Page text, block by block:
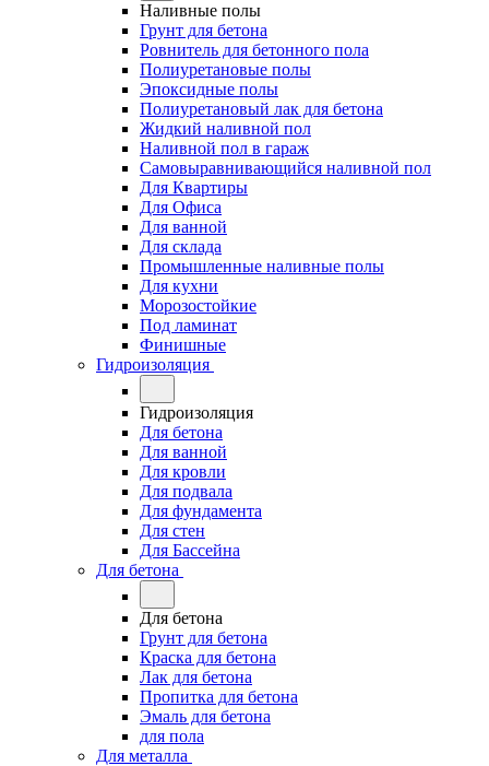
Наливные полы
Грунт для бетона
Ровнитель для бетонного пола
Полиуретановые полы
Эпоксидные полы
Полиуретановый лак для бетона
Жидкий наливной пол
Наливной пол в гараж
Самовыравнивающийся наливной пол
Для Квартиры
Для Офиса
Для ванной
Для склада
Промышленные наливные полы
Для кухни
Морозостойкие
Под ламинат
Финишные
Гидроизоляция
Гидроизоляция
Для бетона
Для ванной
Для кровли
Для подвала
Для фундамента
Для стен
Для Бассейна
Для бетона
Для бетона
Грунт для бетона
Краска для бетона
Лак для бетона
Пропитка для бетона
Эмаль для бетона
для пола
Для металла